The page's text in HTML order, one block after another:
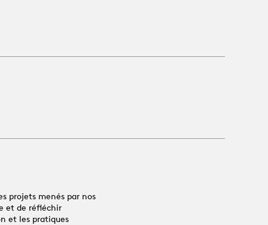
projets menés par nos
et de réfléchir
et les pratiques